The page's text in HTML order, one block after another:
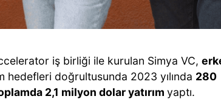
iş birliği ile kurulan Simya VC,
hedefleri doğrultusunda 2023 yılında 280
2,1 milyon dolar yatırım yaptı.